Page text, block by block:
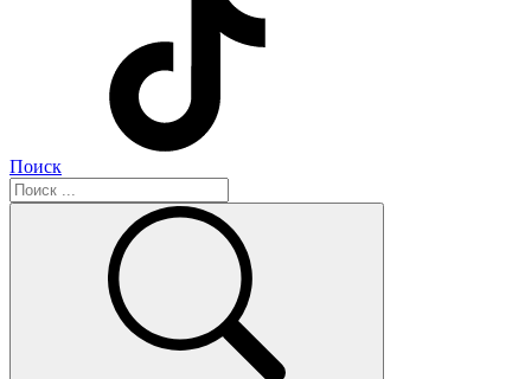
Поиск